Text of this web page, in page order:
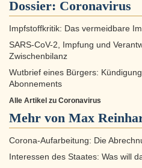
Dossier: Coronavirus
Impfstoffkritik: Das vermeidbare
SARS-CoV-2, Impfung und
Zwischenbilanz
Wutbrief eines Bürgers:
Abonnements
Alle Artikel zu Coronavirus
Mehr von Max
Corona-Aufarbeitung: Die
Interessen des Staates: Was will